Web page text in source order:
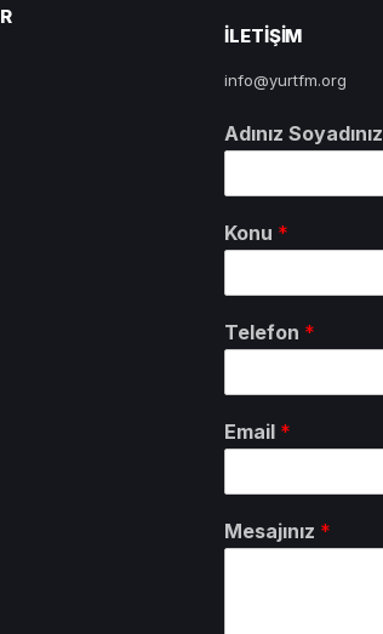
ILETIŞIM
info@yurtfm.org
Adınız Soyadınız
Konu *
Telefon *
Email *
Mesajınız *